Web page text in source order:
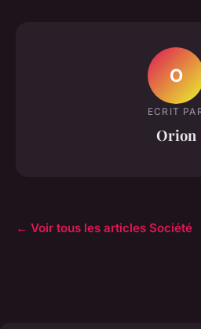
O
ECRIT
Orion
← Voir tous les articles Société